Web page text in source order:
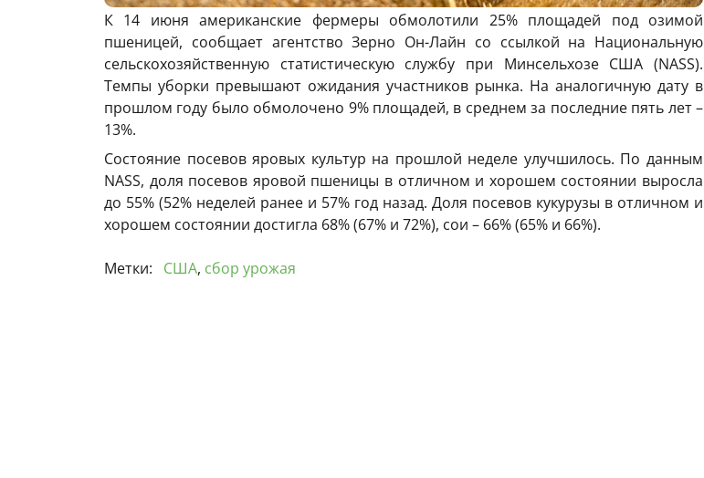
К 14 июня американские фермеры обмолотили 25% площадей под озимой
пшеницей, сообщает агентство Зерно Он-Лайн со ссылкой на Национальную
сельскохозяйственную статистическую службу при Минсельхозе США (NASS).
Темпы уборки превышают ожидания участников рынка. На аналогичную дату в
прошлом году было обмолочено 9% площадей, в среднем за последние пять лет –
13%.
Состояние посевов яровых культур на прошлой неделе улучшилось. По данным
NASS, доля посевов яровой пшеницы в отличном и хорошем состоянии выросла
до 55% (52% неделей ранее и 57% год назад. Доля посевов кукурузы в отличном и
хорошем состоянии достигла 68% (67% и 72%), сои – 66% (65% и 66%).
Метки: США, сбор урожая